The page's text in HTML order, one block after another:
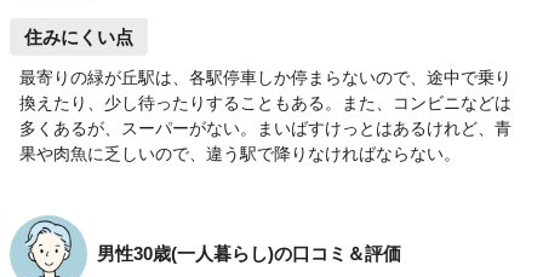
住みにくい点
最寄りの緑が丘駅は、各駅停車しか停まらないので、途中で乗り
換えたり、少し待ったりすることもある。また、コンビニなどは
多くあるが、スーパーがない。まいばすけっとはあるけれど、青
果や肉魚に乏しいので、違う駅で降りなければならない。
男性30歳(一人暮らし)の口コミ＆評価